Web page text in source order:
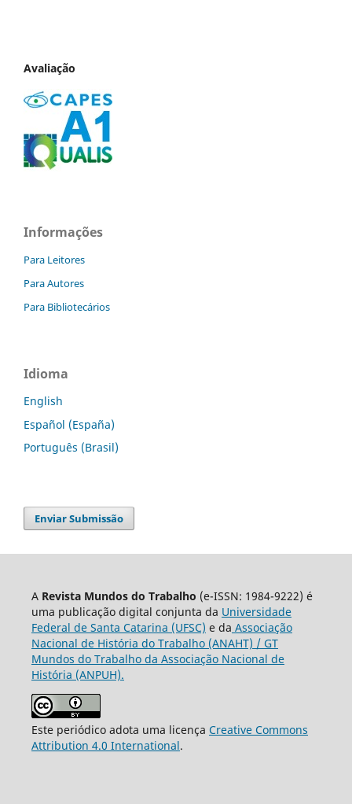
Avaliação
Informações
Para Leitores
Para Autores
Para Bibliotecários
Idioma
English
Español (España)
Português (Brasil)
Enviar Submissão
A Revista Mundos do Trabalho (e-ISSN: 1984-9222) é
uma publicação digital conjunta da Universidade
Federal de Santa Catarina (UFSC) e da Associação
Nacional de História do Trabalho (ANAHT) / GT
Mundos do Trabalho da Associação Nacional de
História (ANPUH).
Este periódico adota uma licença Creative Commons
Attribution 4.0 International.